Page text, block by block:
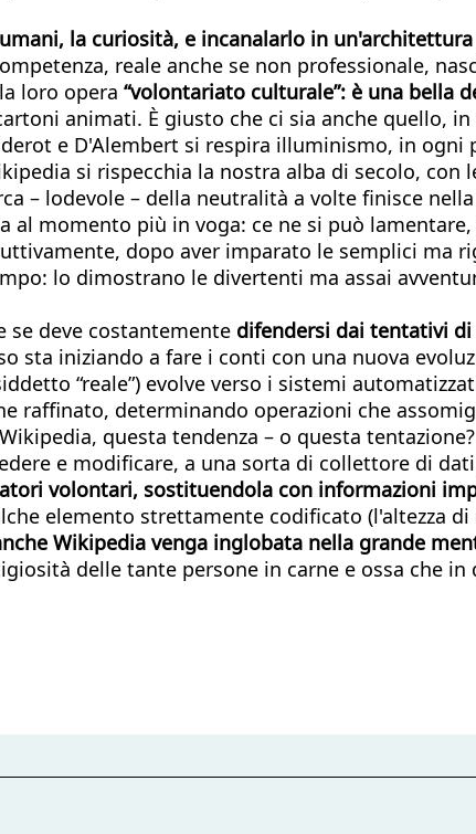
la curiosità, e incanalarlo in
reale anche se non professionale,
loro opera “volontariato culturale”: è una bella
animati. È giusto che ci sia anche quello,
e D'Alembert si respira illuminismo, in ogni
si rispecchia la nostra alba di secolo, con
– lodevole – della neutralità a volte finisce
momento più in voga: ce ne si può
dopo aver imparato le semplici ma
lo dimostrano le divertenti ma assai
se deve costantemente difendersi dai tentativi
sta iniziando a fare i conti con una nuova
“reale”) evolve verso i sistemi
raffinato, determinando operazioni che
questa tendenza – o questa
e modificare, a una sorta di collettore di
volontari, sostituendola con informazioni
elemento strettamente codificato (l'altezza
Wikipedia venga inglobata nella grande
delle tante persone in carne e ossa che